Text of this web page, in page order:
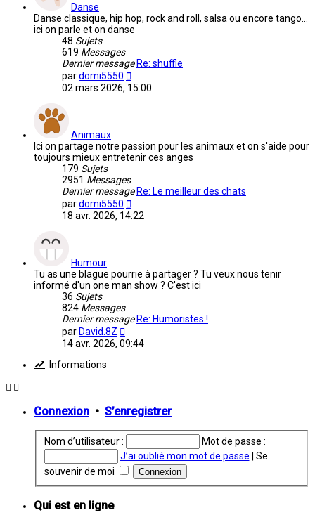
Danse
Danse classique, hip hop, rock and roll, salsa ou encore tango...
ici on parle et on danse
48 Sujets
619 Messages
Dernier message Re: shuffle
pardomi5550
le
02 mars 2026, 15:00
Animaux
Ici on partage notre passion pour les animaux et on s'aide pour
toujours mieux entretenir ces anges
179 Sujets
2951 Messages
Dernier message Re: Le meilleur des chats
pardomi5550
le
18 avr. 2026, 14:22
Humour
Tu as une blague pourrie à partager ? Tu veux nous tenir
informé d'un one man show ? C'est ici
36 Sujets
824 Messages
Dernier message Re: Humoristes !
par David.8Z
le
14 avr. 2026, 09:44
Informations
Connexion • S’enregistrer
Nom d’utilisateur :
Mot de passe :
J’ai oublié mon mot de passe
Se
souvenir de moi
Qui est en ligne